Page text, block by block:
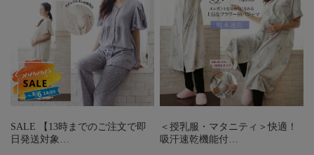
SALE 【13時までのご注文で即
日発送対象…
＜授乳服・マタニティ＞快適！
吸汗速乾機能付…